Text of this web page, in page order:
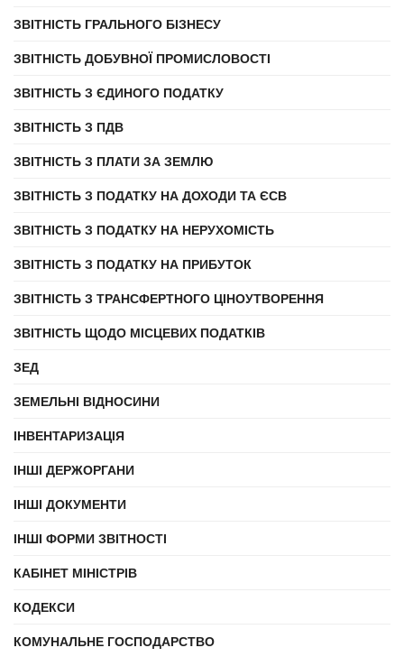
ЗВІТНІСТЬ ГРАЛЬНОГО БІЗНЕСУ
ЗВІТНІСТЬ ДОБУВНОЇ ПРОМИСЛОВОСТІ
ЗВІТНІСТЬ З ЄДИНОГО ПОДАТКУ
ЗВІТНІСТЬ З ПДВ
ЗВІТНІСТЬ З ПЛАТИ ЗА ЗЕМЛЮ
ЗВІТНІСТЬ З ПОДАТКУ НА ДОХОДИ ТА ЄСВ
ЗВІТНІСТЬ З ПОДАТКУ НА НЕРУХОМІСТЬ
ЗВІТНІСТЬ З ПОДАТКУ НА ПРИБУТОК
ЗВІТНІСТЬ З ТРАНСФЕРТНОГО ЦІНОУТВОРЕННЯ
ЗВІТНІСТЬ ЩОДО МІСЦЕВИХ ПОДАТКІВ
ЗЕД
ЗЕМЕЛЬНІ ВІДНОСИНИ
ІНВЕНТАРИЗАЦІЯ
ІНШІ ДЕРЖОРГАНИ
ІНШІ ДОКУМЕНТИ
ІНШІ ФОРМИ ЗВІТНОСТІ
КАБІНЕТ МІНІСТРІВ
КОДЕКСИ
КОМУНАЛЬНЕ ГОСПОДАРСТВО